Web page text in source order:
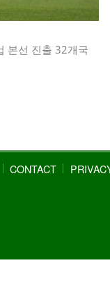
본선 진출 32개국
CONTACT